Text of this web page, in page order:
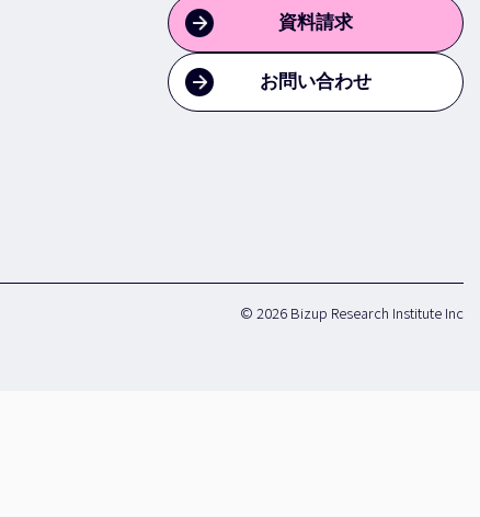
資料請求
お問い合わせ
© 2026 Bizup Research Institute Inc